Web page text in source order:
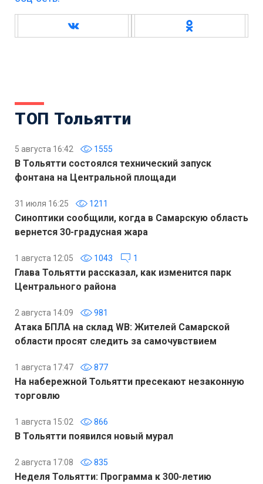
ТОП Тольятти
5 августа 16:42 1555
В Тольятти состоялся технический запуск
фонтана на Центральной площади
31 июля 16:25 1211
Синоптики сообщили, когда в Самарскую область
вернется 30-градусная жара
1 августа 12:05 1043 1
Глава Тольятти рассказал, как изменится парк
Центрального района
2 августа 14:09 981
Атака БПЛА на склад WB: Жителей Самарской
области просят следить за самочувствием
1 августа 17:47 877
На набережной Тольятти пресекают незаконную
торговлю
1 августа 15:02 866
В Тольятти появился новый мурал
2 августа 17:08 835
Неделя Тольятти: Программа к 300-летию